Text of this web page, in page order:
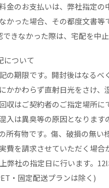
のお支払いは、弊社指定の
った場合、その都度文書等
きなかった際は、宅配を中止
について
期限です。開封後はなるべ
かわらず直射日光をさけ、
はご契約者のご指定場所
入は異臭等の原因となります
有物です。傷、破損の無い
費を請求させていただく場
弊社の指定日に行います。
・固定配送プランは除く)